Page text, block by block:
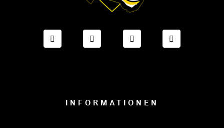
FACEBOOK ONESTO TIGERS BAYREUTH
INSTAGRAM ONESTO TIGERS
TIKTOK ONESTO
INFORMATIONEN